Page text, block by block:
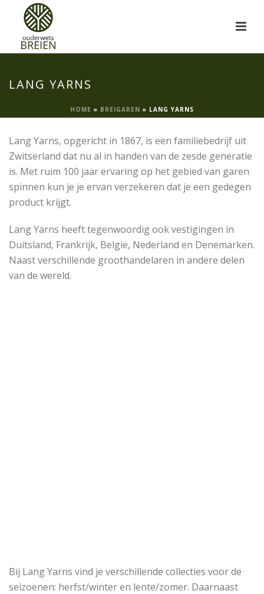
LANG YARNS
HOME » BREIGAREN » LANG YARNS
Lang Yarns, opgericht in 1867, is een familiebedrijf uit
Zwitserland dat nu al in handen van de zesde generatie
is. Met ruim 100 jaar ervaring op het gebied van garen
spinnen kun je je ervan verzekeren dat je een gedegen
product krijgt.
Lang Yarns heeft tegenwoordig ook vestigingen in
Duitsland, Frankrijk, België, Nederland en Denemarken.
Naast verschillende groothandelaren in andere delen
van de wereld.
Bij Lang Yarns vind je verschillende collecties voor de
seizoenen: herfst/winter en lente/zomer. Daarnaast